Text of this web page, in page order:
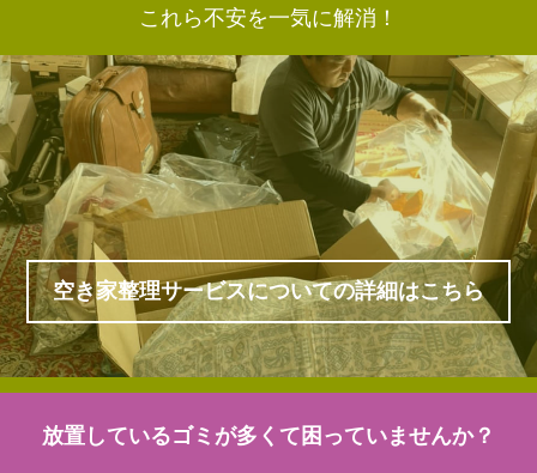
これら不安を一気に解消！
空き家整理サービスについての詳細はこちら
放置しているゴミが多くて困っていませんか？